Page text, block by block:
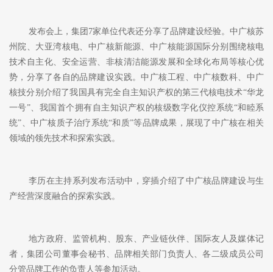
发布会上，集团 7家单位代表还分享了品牌建设经验。中广核苏
州院、大亚湾核电、中广核新能源、中广核能源国际分别围绕核电
技术自主化、安全运营、非核清洁能源发展和全球化布局等核心优
势，分享了各自的品牌建设实践。中广核工程、中广核数科、中广
核技分别介绍了我国具有完全自主知识产权的第三代核电技术“华龙
一号”、我国首个拥有自主知识产权的核级数字化仪控系统“和睦系
统”、中广核质子治疗系统“和质”等品牌成果，展现了中广核在相关
领域的领先技术和探索实践。
李历在主持系列发布活动中，穿插介绍了中广核品牌建设与生
产经营深度融合的探索实践。
地方政府、监管机构、股东、产业链伙伴、国际友人及媒体记
者，集团公司董事会秘书、品牌相关部门负责人、各二级成员公司
分管品牌工作的负责人等参加活动。